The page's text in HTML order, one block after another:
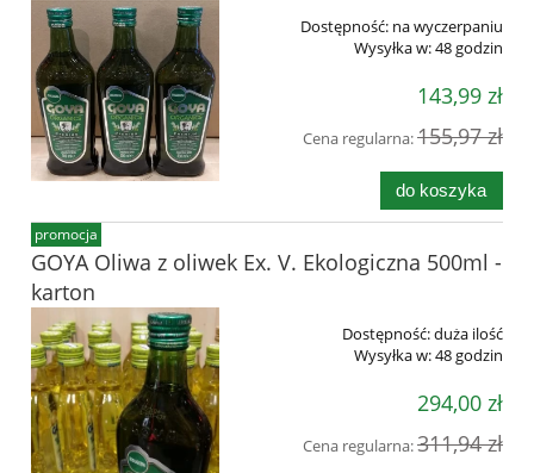
Dostępność: na wyczerpaniu
Wysyłka w:48 godzin
143,99 zł
Cena regularna:155,97 zł
do koszyka
GOYA Oliwa z oliwek Ex. V. Ekologiczna 500ml -
karton
Dostępność:duża ilość
Wysyłka w:48 godzin
294,00 zł
Cena regularna:311,94 zł
promocja